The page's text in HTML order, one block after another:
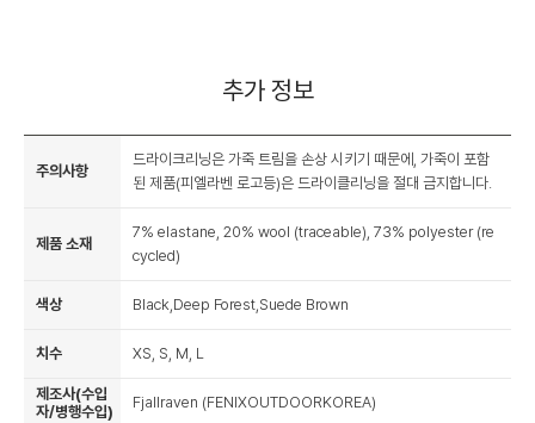
추가 정보
주의사항
드라이크리닝은 가죽 트림을 손상 시키기 때문에, 가죽이 포함
된 제품(피엘라벤 로고등)은 드라이클리닝을 절대 금지합니다.
제품 소재
7% elastane, 20% wool (traceable), 73% polyester (re
cycled)
색상 Black,Deep Forest,Suede Brown
치수 XS, S, M, L
제조사(수입
자/병행수입)
Fjallraven (FENIXOUTDOORKOREA)